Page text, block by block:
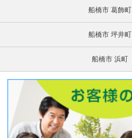
船橋市 葛飾町
船橋市 坪井町
船橋市 浜町